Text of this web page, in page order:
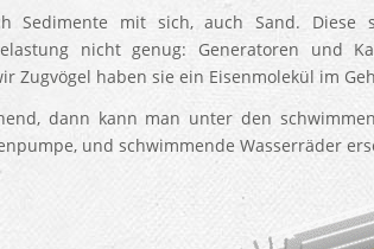
Sedimente mit sich, auch Sand.
nicht genug: Generatoren und
Zugvögel haben sie ein Eisenmolekül im
dann kann man unter den
und schwimmende Wasserräder